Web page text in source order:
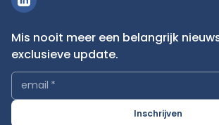
Mis nooit meer een belangrijk
exclusieve update.
email *
Inschrijven